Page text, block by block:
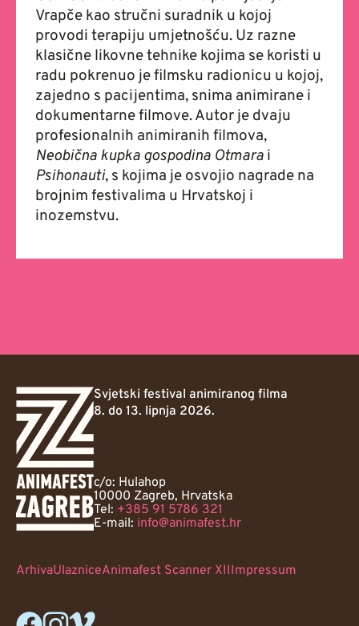
Vrapče kao stručni suradnik u kojoj
provodi terapiju umjetnošću. Uz razne
klasične likovne tehnike kojima se koristi u
radu pokrenuo je filmsku radionicu u kojoj,
zajedno s pacijentima, snima animirane i
dokumentarne filmove. Autor je dvaju
profesionalnih animiranih filmova,
Neobična kupka gospodina Otmara i
Psihonauti, s kojima je osvojio nagrade na
brojnim festivalima u Hrvatskoj i
inozemstvu.
Svjetski festival animiranog filma
8. do 13. lipnja 2026.
c/o: Hulahop
10000 Zagreb, Hrvatska
Tel: +385 91 5786 321
E-mail: info@animafest.hr
ArhivaUlazniceAnimafest Scanner XIIImpressum